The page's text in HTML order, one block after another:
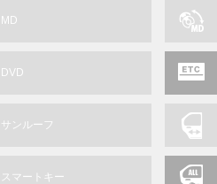
MD
DVD
サンルーフ
スマートキー